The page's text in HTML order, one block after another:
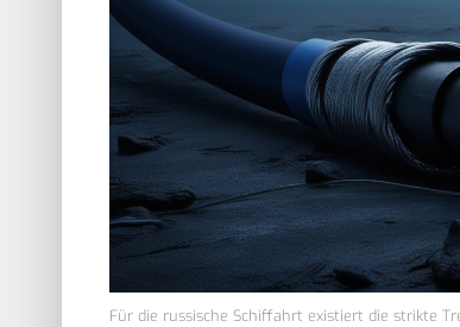
Für die russische Schiffahrt existiert die strikte